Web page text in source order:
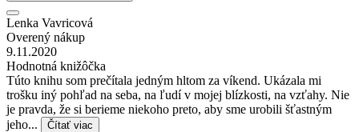
Lenka Vavricová
Overený nákup
9.11.2020
Hodnotná knižôčka
Túto knihu som prečítala jedným hltom za víkend. Ukázala mi
trošku iný pohľad na seba, na ľudí v mojej blízkosti, na vzťahy. Nie
je pravda, že si berieme niekoho preto, aby sme urobili šťastným
jeho...
Čítať viac